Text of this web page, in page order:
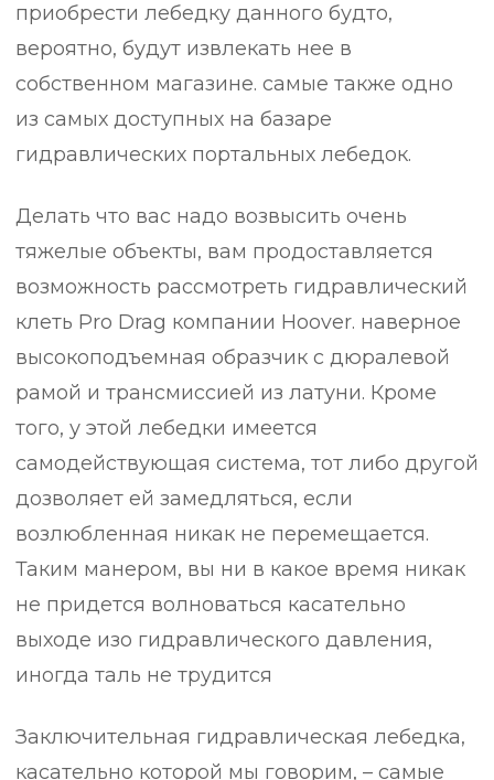
приобрести лебедку данного будто,
вероятно, будут извлекать нее в
собственном магазине. самые также одно
из самых доступных на базаре
гидравлических портальных лебедок.
Делать что вас надо возвысить очень
тяжелые объекты, вам продоставляется
возможность рассмотреть гидравлический
клеть Pro Drag компании Hoover. наверное
высокоподъемная образчик с дюралевой
рамой и трансмиссией из латуни. Кроме
того, у этой лебедки имеется
самодействующая система, тот либо другой
дозволяет ей замедляться, если
возлюбленная никак не перемещается.
Таким манером, вы ни в какое время никак
не придется волноваться касательно
выходе изо гидравлического давления,
иногда таль не трудится
Заключительная гидравлическая лебедка,
касательно которой мы говорим, – самые